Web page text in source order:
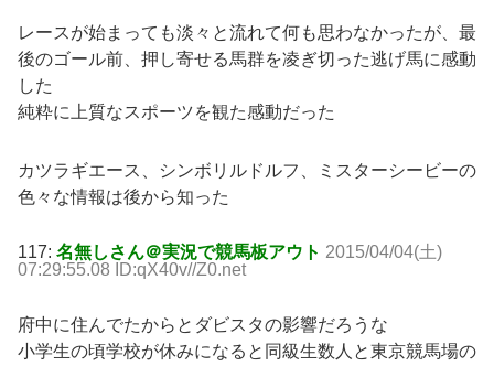
レースが始まっても淡々と流れて何も思わなかったが、最
後のゴール前、押し寄せる馬群を凌ぎ切った逃げ馬に感動
した
純粋に上質なスポーツを観た感動だった
カツラギエース、シンボリルドルフ、ミスターシービーの
色々な情報は後から知った
117: 名無しさん＠実況で競馬板アウト 2015/04/04(土)
07:29:55.08 ID:qX40v//Z0.net
府中に住んでたからとダビスタの影響だろうな
小学生の頃学校が休みになると同級生数人と東京競馬場の